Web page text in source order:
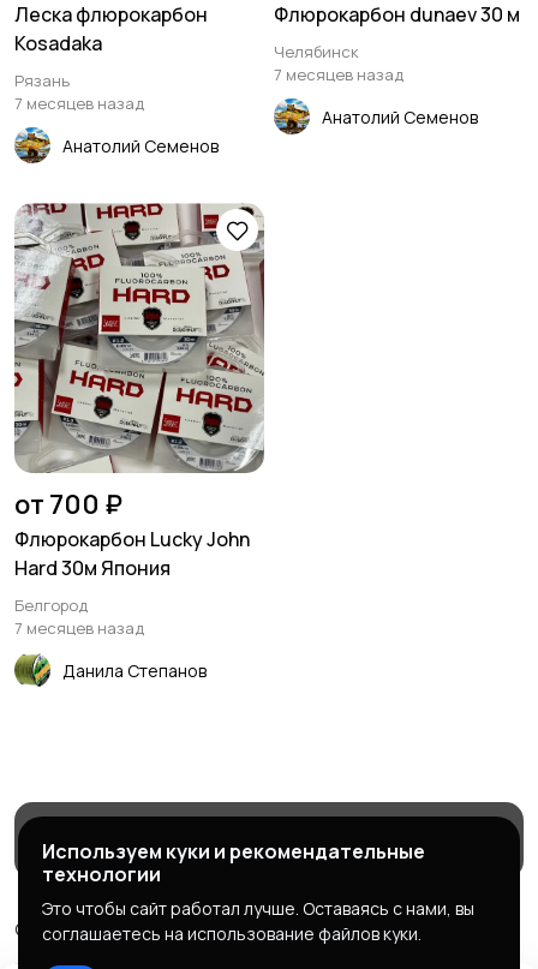
Леска флюрокарбон
Kosadaka
Рязань
7 месяцев назад
Анатолий Семенов
Флюрокарбон dunaev 30 м
Челябинск
7 месяцев назад
Анатолий Семенов
от 700 ₽
Флюрокарбон Lucky John
Hard 30м Япония
Белгород
7 месяцев назад
Данила Степанов
Магазины
© 2026 МаркетБейтс - рыболовный маркетплейс
Используем куки и рекомендательные
технологии
Это чтобы сайт работал лучше. Оставаясь с нами, вы
соглашаетесь на использование файлов куки.